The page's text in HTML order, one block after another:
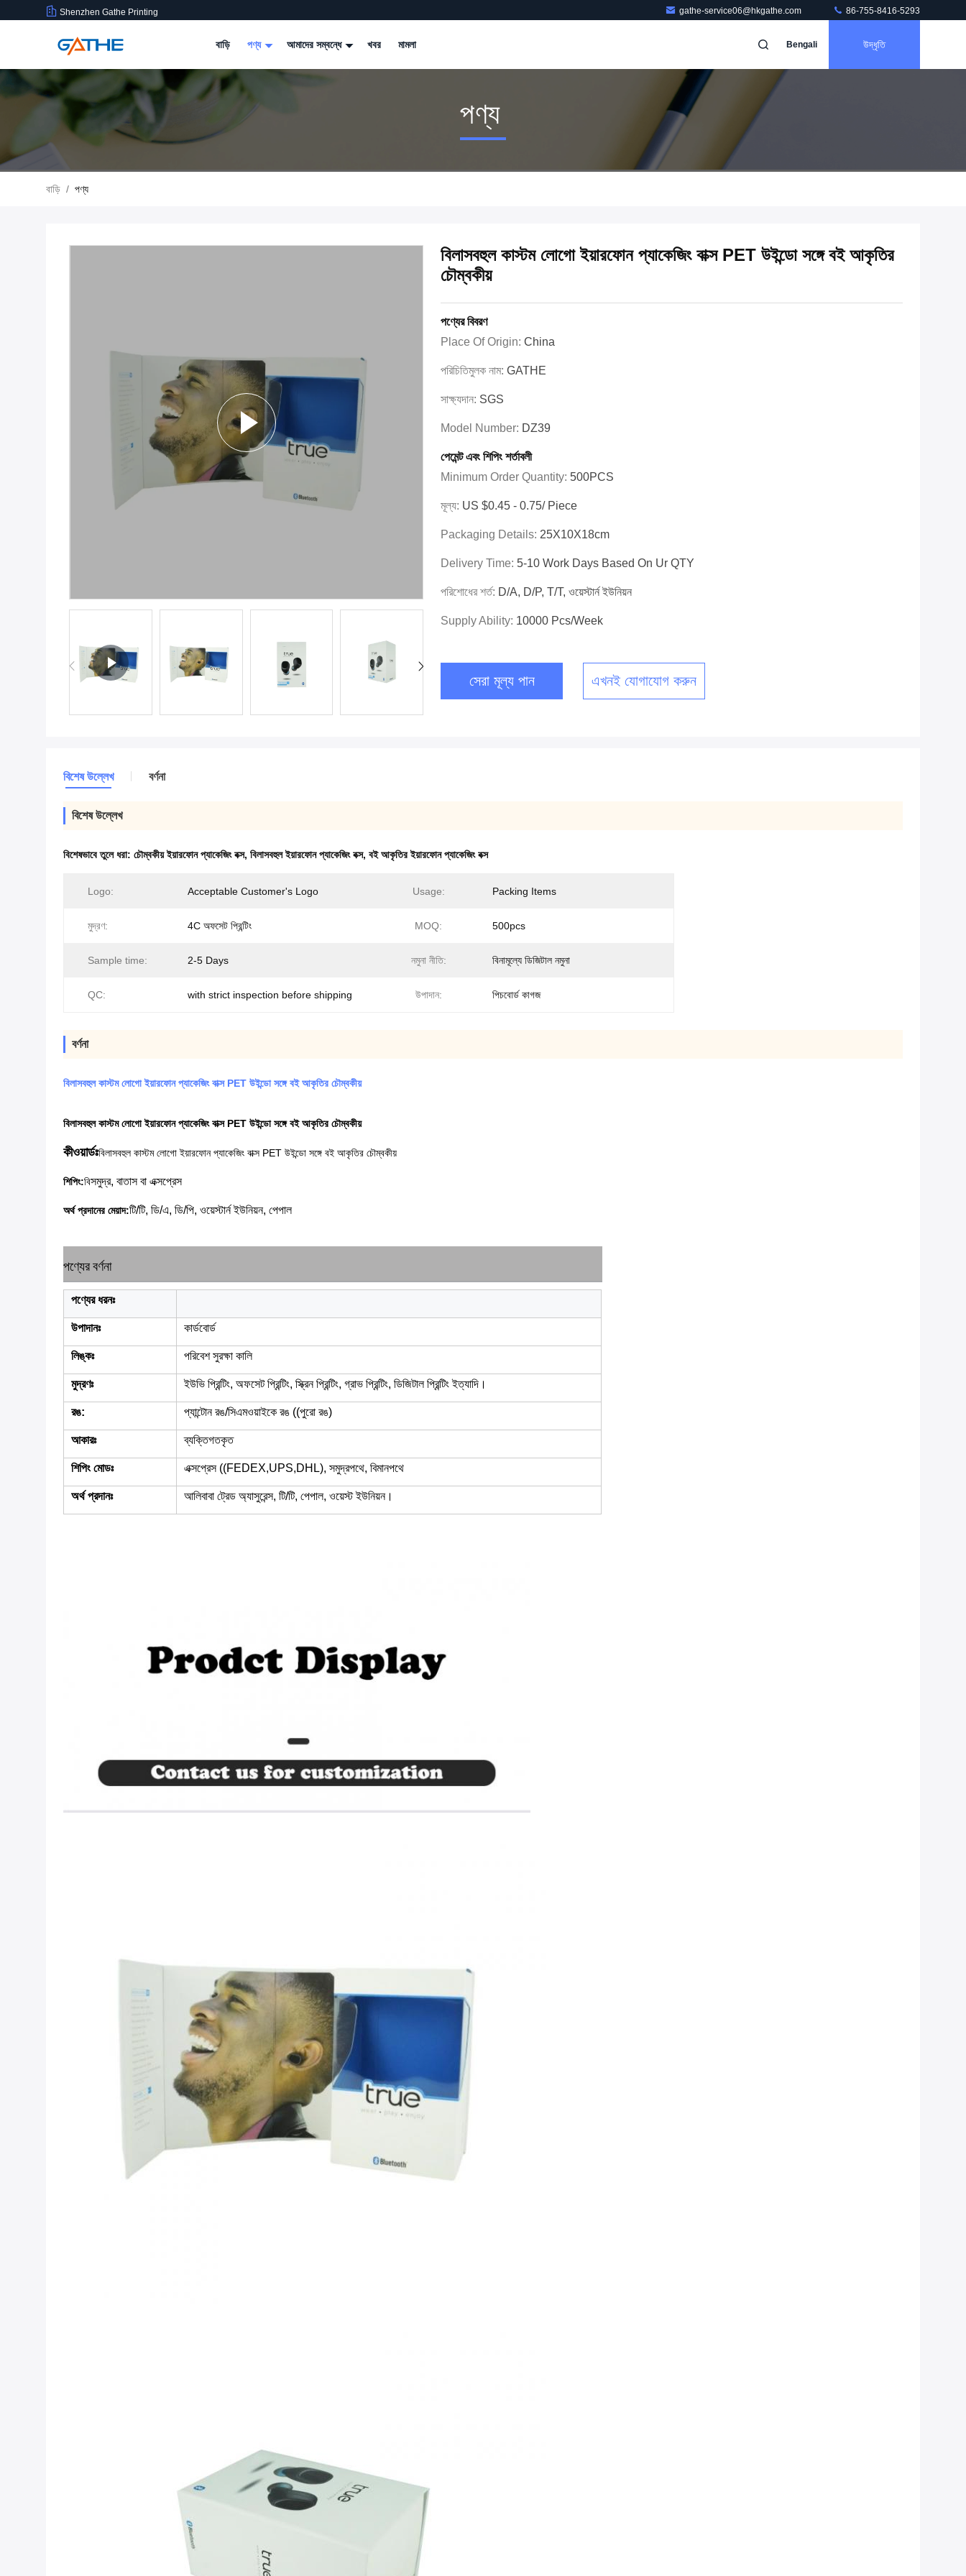
Shenzhen Gathe Printing gathe-service06@hkgathe.com 86-755-8416-5293
বাড়ি পণ্য আমাদের সম্বন্ধে খবর মামলা Bengali উদ্ধৃতি
পণ্য
বাড়ি / পণ্য
বিলাসবহুল কাস্টম লোগো ইয়ারফোন প্যাকেজিং বাক্স PET উইন্ডো সঙ্গে বই আকৃতির
চৌম্বকীয়
পণ্যের বিবরণ
Place Of Origin: China
পরিচিতিমুলক নাম: GATHE
সাক্ষ্যদান: SGS
Model Number: DZ39
পেমেন্ট এবং শিপিং শর্তাবলী
Minimum Order Quantity: 500PCS
মূল্য: US $0.45 - 0.75/ Piece
Packaging Details: 25X10X18cm
Delivery Time: 5-10 Work Days Based On Ur QTY
পরিশোধের শর্ত: D/A, D/P, T/T, ওয়েস্টার্ন ইউনিয়ন
Supply Ability: 10000 Pcs/week
সেরা মূল্য পান এখনই যোগাযোগ করুন
বিশেষ উল্লেখ বর্ণনা
বিশেষ উল্লেখ
বিশেষভাবে তুলে ধরা: চৌম্বকীয় ইয়ারফোন প্যাকেজিং বক্স, বিলাসবহুল ইয়ারফোন প্যাকেজিং বক্স, বই আকৃতির ইয়ারফোন প্যাকেজিং বক্স
Logo: Acceptable Customer's Logo Usage: Packing Items
মুদ্রণ: 4C অফসেট প্রিন্টিং MOQ: 500pcs
Sample time: 2-5 Days নমুনা নীতি: বিনামূল্যে ডিজিটাল নমুনা
QC: with strict inspection before shipping উপাদান: পিচবোর্ড কাগজ
বর্ণনা
বিলাসবহুল কাস্টম লোগো ইয়ারফোন প্যাকেজিং বাক্স PET উইন্ডো সঙ্গে বই আকৃতির চৌম্বকীয়
বিলাসবহুল কাস্টম লোগো ইয়ারফোন প্যাকেজিং বাক্স PET উইন্ডো সঙ্গে বই আকৃতির চৌম্বকীয়
কীওয়ার্ডঃবিলাসবহুল কাস্টম লোগো ইয়ারফোন প্যাকেজিং বাক্স PET উইন্ডো সঙ্গে বই আকৃতির চৌম্বকীয়
শিপিং:বিসমুদ্র, বাতাস বা এক্সপ্রেস
অর্থ প্রদানের মেয়াদ:টি/টি, ডি/এ, ডি/পি, ওয়েস্টার্ন ইউনিয়ন, পেপাল
পণ্যের বর্ণনা
পণ্যের ধরনঃ
উপাদানঃ কার্ডবোর্ড
লিঙ্কঃ পরিবেশ সুরক্ষা কালি
মুদ্রণঃ ইউভি প্রিন্টিং, অফসেট প্রিন্টিং, স্ক্রিন প্রিন্টিং, গ্রাভ প্রিন্টিং, ডিজিটাল প্রিন্টিং ইত্যাদি।
রঙ: প্যান্টোন রঙ/সিএমওয়াইকে রঙ ((পুরো রঙ)
আকারঃ ব্যক্তিগতকৃত
শিপিং মোডঃ এক্সপ্রেস ((FEDEX,UPS,DHL), সমুদ্রপথে, বিমানপথে
অর্থ প্রদানঃ আলিবাবা ট্রেড অ্যাসুরেন্স, টি/টি, পেপাল, ওয়েস্ট ইউনিয়ন।